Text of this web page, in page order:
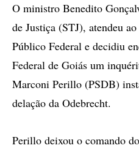
O ministro Benedito
de Justiça (STJ), atendeu
Público Federal e decidiu
Federal de Goiás um
Marconi Perillo (PSDB)
delação da Odebrecht.
Perillo deixou o comando